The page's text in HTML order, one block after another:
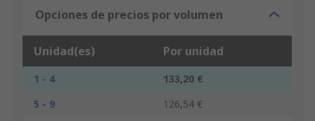
Opciones de precios por volumen
Unidad(es) Por unidad
1 - 4
133,20 €
5 - 9
126,54 €